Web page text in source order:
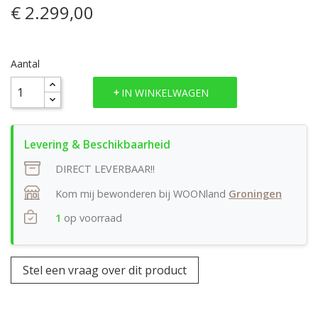
€ 2.299,00
Aantal
IN WINKELWAGEN
DIRECT LEVERBAAR!!
Kom mij bewonderen bij WOONland Groningen
1 op voorraad
Stel een vraag over dit product